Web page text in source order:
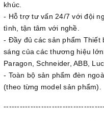
khúc.
- Hỗ trợ tư vấn 24/7 với đội
tình, tận tâm với nghề.
- Đầy đủ các sản phẩm Thiết
sáng của các thương hiệu
Paragon, Schneider, ABB,
- Toàn bộ sản phẩm đèn
(theo từng model sản phẩm).